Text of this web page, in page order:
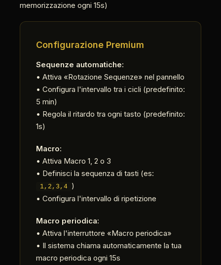
memorizzazione ogni 15s)
Configurazione Premium
Sequenze automatiche:
• Attiva «Rotazione Sequenze» nel pannello
• Configura l'intervallo tra i cicli (predefinito:
5 min)
• Regola il ritardo tra ogni tasto (predefinito:
1s)
Macro:
• Attiva Macro 1, 2 o 3
• Definisci la sequenza di tasti (es:
1,2,3,4 )
• Configura l'intervallo di ripetizione
Macro periodica:
• Attiva l'interruttore «Macro periodica»
• Il sistema chiama automaticamente la tua
macro periodica ogni 15s